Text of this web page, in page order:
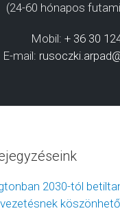
(24-60 hónapos
Mobil:+ 36 30
E-mail:
2030-tól